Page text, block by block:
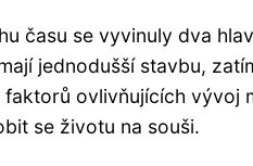
času se vyvinuly dva
jednodušší stavbu,
faktorů ovlivňujících vývoj
se životu na souši.